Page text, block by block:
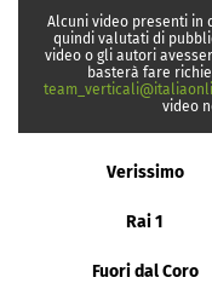
Alcuni video presenti in
quindi valutati di
video o gli autori
basterà fare
video
Verissimo
Rai 1
Fuori dal Coro